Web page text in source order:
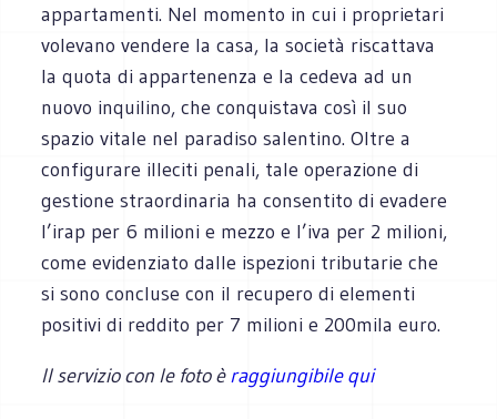
appartamenti. Nel momento in cui i proprietari
volevano vendere la casa, la società riscattava
la quota di appartenenza e la cedeva ad un
nuovo inquilino, che conquistava così il suo
spazio vitale nel paradiso salentino. Oltre a
configurare illeciti penali, tale operazione di
gestione straordinaria ha consentito di evadere
l’irap per 6 milioni e mezzo e l’iva per 2 milioni,
come evidenziato dalle ispezioni tributarie che
si sono concluse con il recupero di elementi
positivi di reddito per 7 milioni e 200mila euro.
Il servizio con le foto èraggiungibile qui